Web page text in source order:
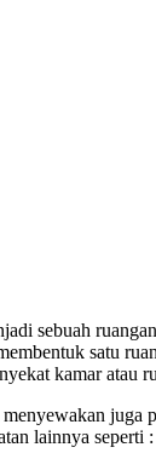
sebuah
satu
kamar atau
juga
lainnya seperti :